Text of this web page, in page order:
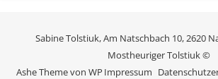
Sabine Tolstiuk, Am Natschbach 10, 2620
Mostheuriger Tolstiuk ©
Impressum
Ashe Theme von WP